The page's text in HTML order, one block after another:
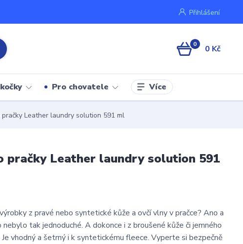
Přihlášení
0 0 Kč
Pro chovatele Více
Leather laundry solution 591 ml
pračky Leather laundry solution 591
z pravé nebo syntetické kůže a ovčí vlny v pračce? Ano a
nebylo tak jednoduché. A dokonce i z broušené kůže či jemného
Je vhodný a šetrný i k syntetickému fleece. Vyperte si bezpečně